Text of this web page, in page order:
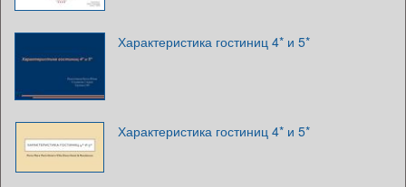
Характеристика гостиниц 4* и 5*
Характеристика гостиниц 4* и 5*